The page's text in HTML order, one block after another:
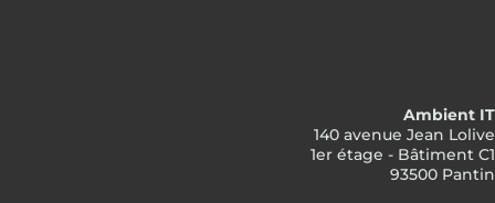
Ambient IT
140 avenue Jean Lolive
1er étage - Bâtiment C1
93500 Pantin